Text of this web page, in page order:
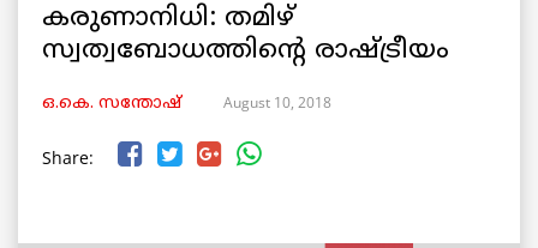
കരുണാനിധി: തമിഴ്
സ്വത്വബോധത്തിന്റെ രാഷ്ട്രീയം
ഒ.കെ. സന്തോഷ് August 10, 2018
Share: